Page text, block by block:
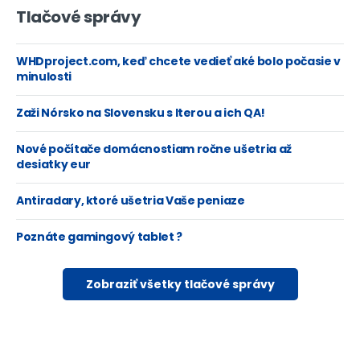
Tlačové správy
WHDproject.com, keď chcete vedieť aké bolo počasie v
minulosti
Zaži Nórsko na Slovensku s Iterou a ich QA!
Nové počítače domácnostiam ročne ušetria až
desiatky eur
Antiradary, ktoré ušetria Vaše peniaze
Poznáte gamingový tablet ?
Zobraziť všetky tlačové správy